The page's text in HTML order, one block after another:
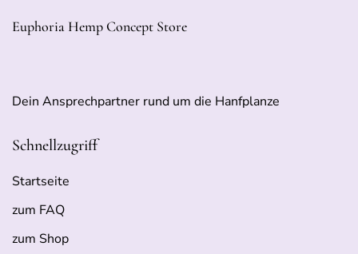
Euphoria Hemp Concept Store
Dein Ansprechpartner rund um die Hanfplanze
Schnellzugriff
Startseite
zum FAQ
zum Shop